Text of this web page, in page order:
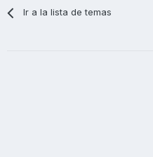
Ir a la lista de temas